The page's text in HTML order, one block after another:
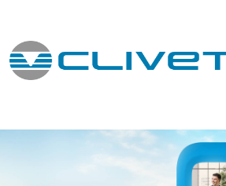
Skip to Main Content